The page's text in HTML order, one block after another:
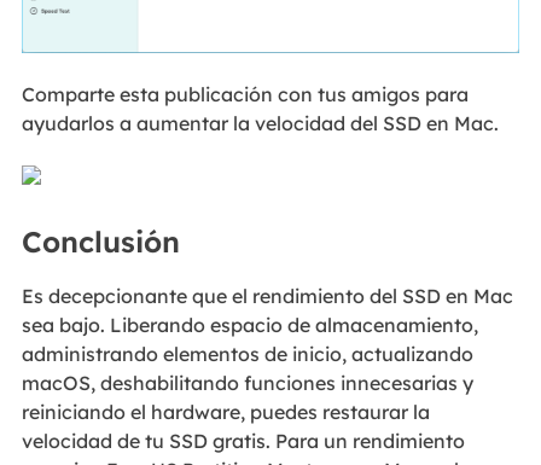
Comparte esta publicación con tus amigos para
ayudarlos a aumentar la velocidad del SSD en Mac.
Conclusión
Es decepcionante que el rendimiento del SSD en Mac
sea bajo. Liberando espacio de almacenamiento,
administrando elementos de inicio, actualizando
macOS, deshabilitando funciones innecesarias y
reiniciando el hardware, puedes restaurar la
velocidad de tu SSD gratis. Para un rendimiento